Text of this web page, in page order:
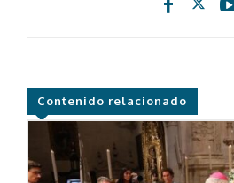
Contenido relacionado